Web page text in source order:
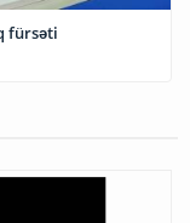
fürsəti